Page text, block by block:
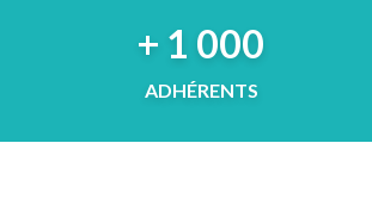
+ 1 000
ADHÉRENTS